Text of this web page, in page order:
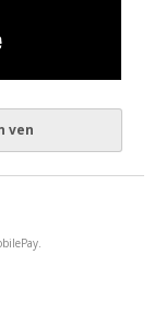
ven